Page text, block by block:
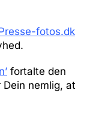
fotos.dk
fortalte den
nemlig, at